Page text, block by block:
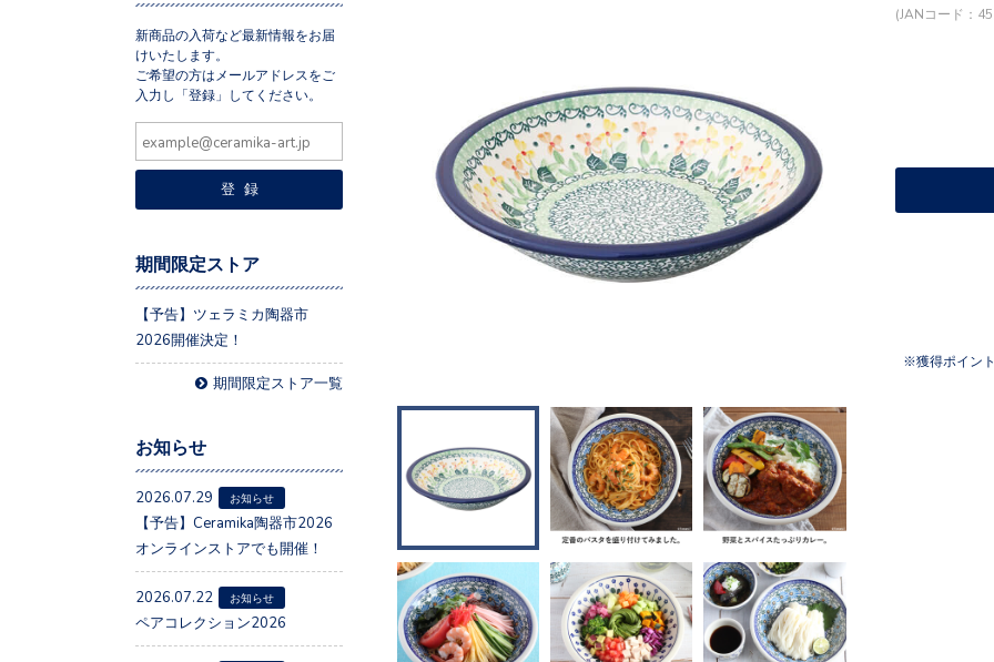
(JANコード：
獲得ポイン
新商品の入荷など最新情報をお届
けいたします。
ご希望の方はメールアドレスをご
入力し「登録」してください。
期間限定ストア
【予告】ツェラミカ陶器市
2026開催決定！
期間限定ストア一覧
お知らせ
2026.07.29 お知らせ
【予告】Ceramika陶器市2026
オンラインストアでも開催！
2026.07.22 お知らせ
ペアコレクション2026